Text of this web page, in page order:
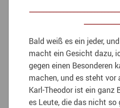
Bald weiß es ein jeder,
macht ein Gesicht dazu,
gegen einen Besonderen
machen, und es steht vor
Karl-Theodor ist ein ganz
es Leute, die das nicht